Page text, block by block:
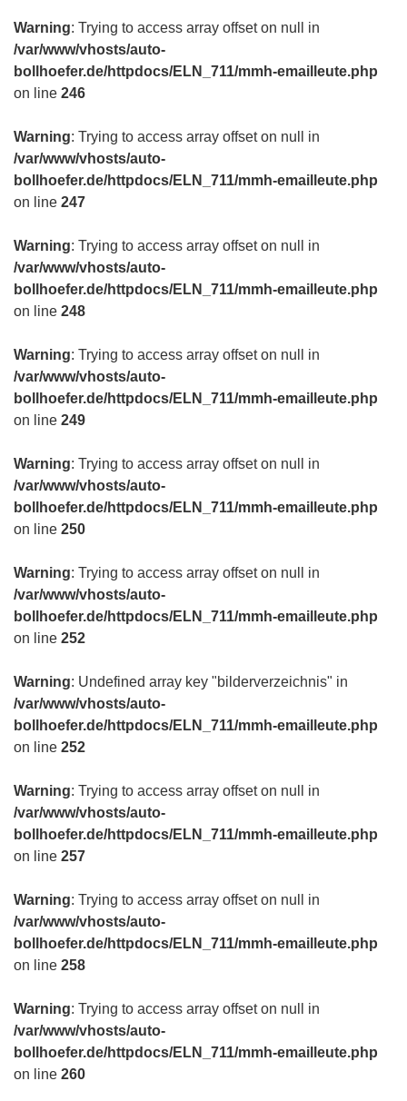
Warning: Trying to access array offset on null in
/var/www/vhosts/auto-
bollhoefer.de/httpdocs/ELN_711/mmh-emailleute.php
on line 246
Warning: Trying to access array offset on null in
/var/www/vhosts/auto-
bollhoefer.de/httpdocs/ELN_711/mmh-emailleute.php
on line 247
Warning: Trying to access array offset on null in
/var/www/vhosts/auto-
bollhoefer.de/httpdocs/ELN_711/mmh-emailleute.php
on line 248
Warning: Trying to access array offset on null in
/var/www/vhosts/auto-
bollhoefer.de/httpdocs/ELN_711/mmh-emailleute.php
on line 249
Warning: Trying to access array offset on null in
/var/www/vhosts/auto-
bollhoefer.de/httpdocs/ELN_711/mmh-emailleute.php
on line 250
Warning: Trying to access array offset on null in
/var/www/vhosts/auto-
bollhoefer.de/httpdocs/ELN_711/mmh-emailleute.php
on line 252
Warning: Undefined array key "bilderverzeichnis" in
/var/www/vhosts/auto-
bollhoefer.de/httpdocs/ELN_711/mmh-emailleute.php
on line 252
Warning: Trying to access array offset on null in
/var/www/vhosts/auto-
bollhoefer.de/httpdocs/ELN_711/mmh-emailleute.php
on line 257
Warning: Trying to access array offset on null in
/var/www/vhosts/auto-
bollhoefer.de/httpdocs/ELN_711/mmh-emailleute.php
on line 258
Warning: Trying to access array offset on null in
/var/www/vhosts/auto-
bollhoefer.de/httpdocs/ELN_711/mmh-emailleute.php
on line 260